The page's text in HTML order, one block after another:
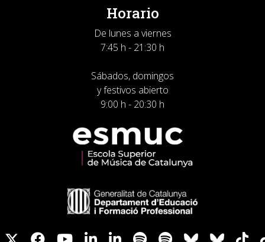
Horario
De lunes a viernes
7:45 h - 21:30 h
Sábados, domingos
y festivos abierto
9:00 h - 20:30 h